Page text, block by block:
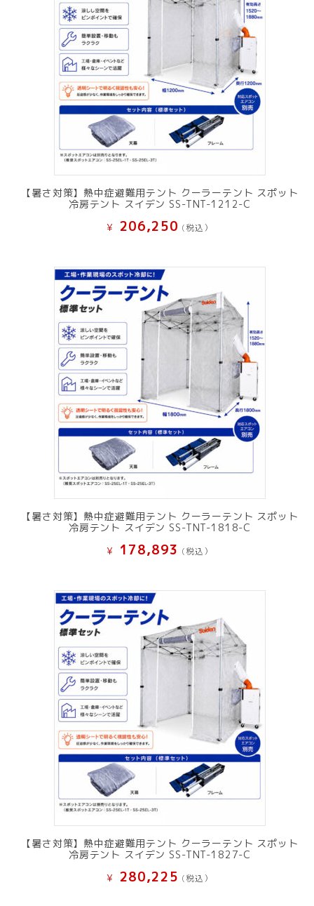
【暑さ対策】熱中症避難用テント クーラーテント スポット
冷房テント スイデン SS-TNT-1212-C
¥ 206,250 (税込）
【暑さ対策】熱中症避難用テント クーラーテント スポット
冷房テント スイデン SS-TNT-1818-C
¥ 178,893 (税込）
【暑さ対策】熱中症避難用テント クーラーテント スポット
冷房テント スイデン SS-TNT-1827-C
¥ 280,225 (税込）